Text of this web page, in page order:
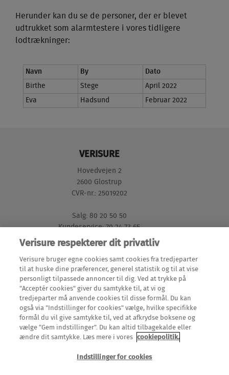
Herunder kan du se de personer, der er blevet
udtrukket som alarmtestere i vores tidligere
lodtrækninger:
Navn By
Dato
Birthe
Stege
April 2022
Eva
Hadsund Februar 2022
VERISURE
Hovedvejen 2
2600 Glostrup
CVR-nr.: 25019202
Salg: 80 20 50 50
Kundeservice: 70 24 73 65
GENVEJE
Mine Sider (login)
Meld en flytning
Teknisk dokumentation
LÆS MERE
Alarmer
Alarmsystemer
Overvågningssystem
OM OS
Verisure respekterer dit privatliv
Verisure bruger egne cookies samt cookies fra tredjeparter
til at huske dine præferencer, generel statistik og til at vise
personligt tilpassede annoncer til dig. Ved at trykke på
"Acceptér cookies" giver du samtykke til, at vi og
tredjeparter må anvende cookies til disse formål. Du kan
også via "Indstillinger for cookies" vælge, hvilke specifikke
formål du vil give samtykke til, ved at afkrydse boksene og
vælge "Gem indstillinger". Du kan altid tilbagekalde eller
ændre dit samtykke. Læs mere i vores
cookiepolitik.
Indstillinger for cookies